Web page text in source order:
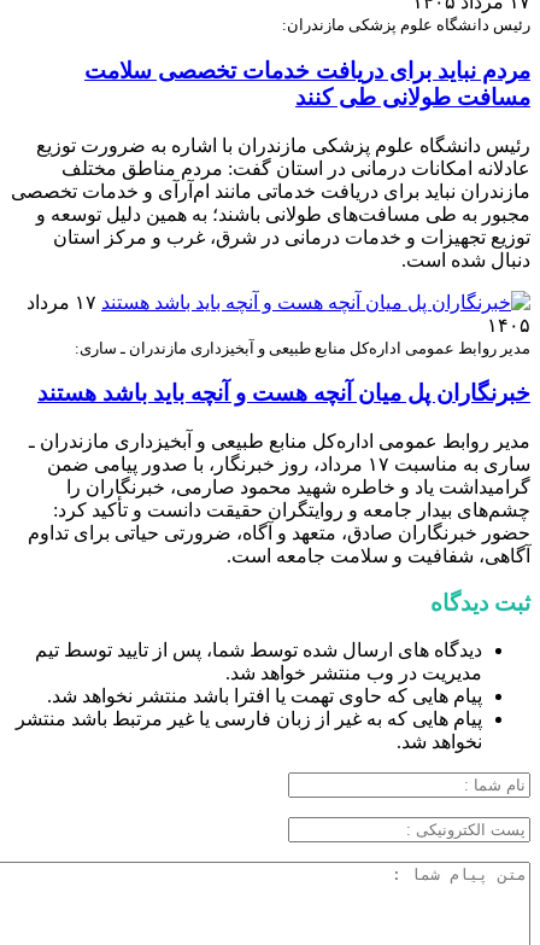
رئیس دانشگاه علوم پزشکی مازندران:
مردم نباید برای دریافت خدمات تخصصی سلامت
مسافت طولانی طی کنند
رئیس دانشگاه علوم پزشکی مازندران با اشاره به ضرورت توزیع
عادلانه امکانات درمانی در استان گفت: مردم مناطق مختلف
مازندران نباید برای دریافت خدماتی مانند ام‌آر‌آی و خدمات تخصصی
مجبور به طی مسافت‌های طولانی باشند؛ به همین دلیل توسعه و
توزیع تجهیزات و خدمات درمانی در شرق، غرب و مرکز استان
دنبال شده است.
۱۷ مرداد
۱۴۰۵
مدیر روابط عمومی اداره‌کل منابع طبیعی و آبخیزداری مازندران ـ ساری:
خبرنگاران پل میان آنچه هست و آنچه باید باشد هستند
مدیر روابط عمومی اداره‌کل منابع طبیعی و آبخیزداری مازندران ـ
ساری به مناسبت ۱۷ مرداد، روز خبرنگار، با صدور پیامی ضمن
گرامیداشت یاد و خاطره شهید محمود صارمی، خبرنگاران را
چشم‌های بیدار جامعه و روایتگران حقیقت دانست و تأکید کرد:
حضور خبرنگاران صادق، متعهد و آگاه، ضرورتی حیاتی برای تداوم
آگاهی، شفافیت و سلامت جامعه است.
ثبت دیدگاه
دیدگاه های ارسال شده توسط شما، پس از تایید توسط تیم
مدیریت در وب منتشر خواهد شد.
پیام هایی که حاوی تهمت یا افترا باشد منتشر نخواهد شد.
پیام هایی که به غیر از زبان فارسی یا غیر مرتبط باشد منتشر
نخواهد شد.